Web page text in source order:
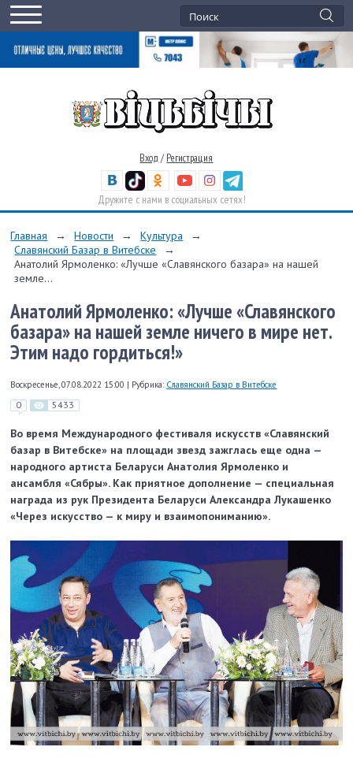
Вход / Регистрация
Дружите с нами в социальных сетях!
Главная → Новости → Культура
→
Славянский Базар в Витебске
→
Анатолий Ярмоленко: «Лучше «Славянского базара» на нашей
земле...
Анатолий Ярмоленко: «Лучше «Славянского
базара» на нашей земле ничего в мире нет.
Этим надо гордиться!»
Воскресенье, 07.08.2022 15:00 | Рубрика: Славянский Базар в Витебске
0 5433
Во время Международного фестиваля искусств «Славянский
базар в Витебске» на площади звезд зажглась еще одна —
народного артиста Беларуси Анатолия Ярмоленко и
ансамбля «Сябры». Как приятное дополнение — специальная
награда из рук Президента Беларуси Александра Лукашенко
«Через искусство — к миру и взаимопониманию».